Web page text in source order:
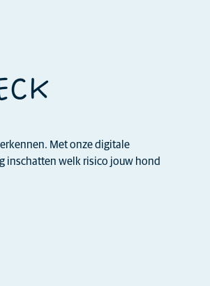
Met onze digitale
inschatten welk risico jouw hond